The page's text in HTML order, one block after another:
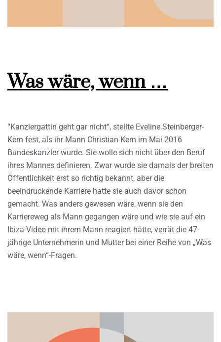
Was wäre, wenn …
“Kanzlergattin geht gar nicht“, stellte Eveline Steinberger-
Kern fest, als ihr Mann Christian Kern im Mai 2016
Bundeskanzler wurde. Sie wolle sich nicht über den Beruf
ihres Mannes definieren. Zwar wurde sie damals der breiten
Öffentlichkeit erst so richtig bekannt, aber die
beeindruckende Karriere hatte sie auch davor schon
gemacht. Was anders gewesen wäre, wenn sie den
Karriereweg als Mann gegangen wäre und wie sie auf ein
Ibiza-Video mit ihrem Mann reagiert hätte, verrät die 47-
jährige Unternehmerin und Mutter bei einer Reihe von „Was
wäre, wenn“-Fragen.